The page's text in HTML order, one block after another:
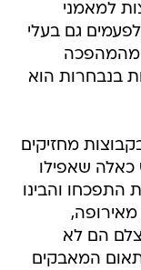
למאמני
גם בעלי
מהמהפכה
בנבחרות הוא
מחזיקים
כאלה שאפילו
התפכחו והבינו
הם לא
המאבקים